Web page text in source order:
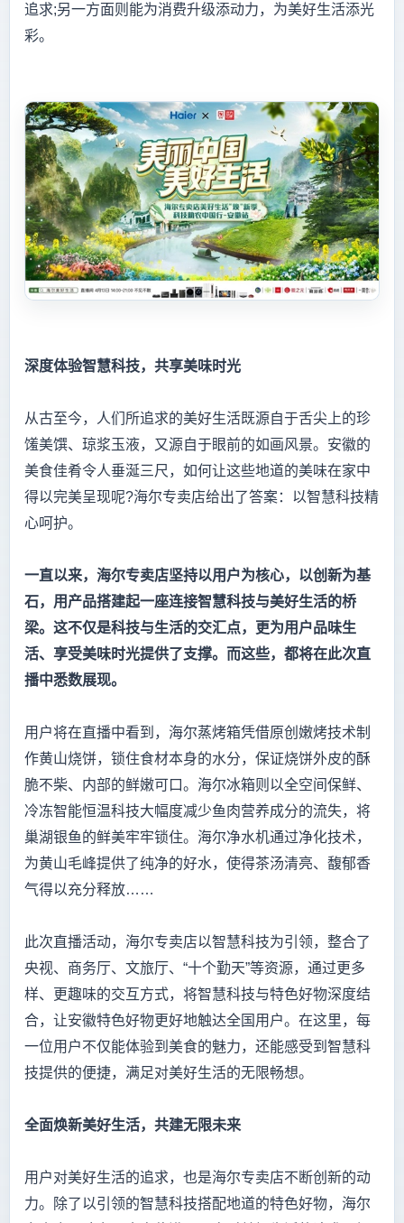
追求;另一方面则能为消费升级添动力，为美好生活添光
彩。
深度体验智慧科技，共享美味时光
从古至今，人们所追求的美好生活既源自于舌尖上的珍
馐美馔、琼浆玉液，又源自于眼前的如画风景。安徽的
美食佳肴令人垂涎三尺，如何让这些地道的美味在家中
得以完美呈现呢?海尔专卖店给出了答案：以智慧科技精
心呵护。
一直以来，海尔专卖店坚持以用户为核心，以创新为基
石，用产品搭建起一座连接智慧科技与美好生活的桥
梁。这不仅是科技与生活的交汇点，更为用户品味生
活、享受美味时光提供了支撑。而这些，都将在此次直
播中悉数展现。
用户将在直播中看到，海尔蒸烤箱凭借原创嫩烤技术制
作黄山烧饼，锁住食材本身的水分，保证烧饼外皮的酥
脆不柴、内部的鲜嫩可口。海尔冰箱则以全空间保鲜、
冷冻智能恒温科技大幅度减少鱼肉营养成分的流失，将
巢湖银鱼的鲜美牢牢锁住。海尔净水机通过净化技术，
为黄山毛峰提供了纯净的好水，使得茶汤清亮、馥郁香
气得以充分释放……
此次直播活动，海尔专卖店以智慧科技为引领，整合了
央视、商务厅、文旅厅、“十个勤天”等资源，通过更多
样、更趣味的交互方式，将智慧科技与特色好物深度结
合，让安徽特色好物更好地触达全国用户。在这里，每
一位用户不仅能体验到美食的魅力，还能感受到智慧科
技提供的便捷，满足对美好生活的无限畅想。
全面焕新美好生活，共建无限未来
用户对美好生活的追求，也是海尔专卖店不断创新的动
力。除了以引领的智慧科技搭配地道的特色好物，海尔